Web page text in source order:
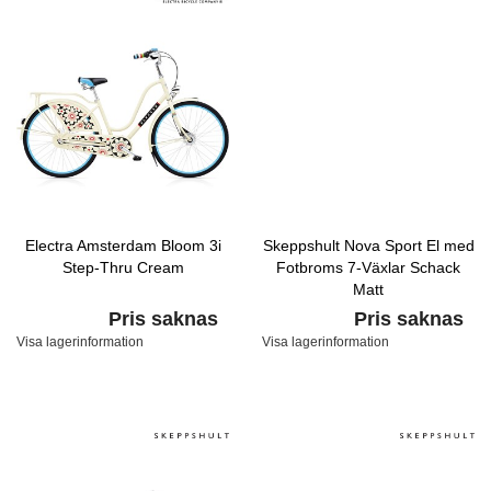
Electra Amsterdam Bloom 3i
Step-Thru Cream
Pris saknas
Visa lagerinformation
Skeppshult Nova Sport El med
Fotbroms 7-Växlar Schack
Matt
Pris saknas
Visa lagerinformation